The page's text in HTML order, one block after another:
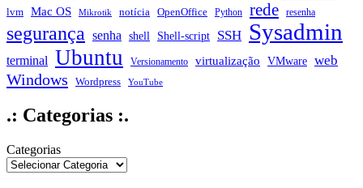
lvm Mac OS Mikrotik notícia OpenOffice Python rede resenha
segurança senha shell Shell-script SSH Sysadmin
terminal Ubuntu Versionamento virtualização VMware web
Windows Wordpress YouTube
.: Categorias :.
Categorias